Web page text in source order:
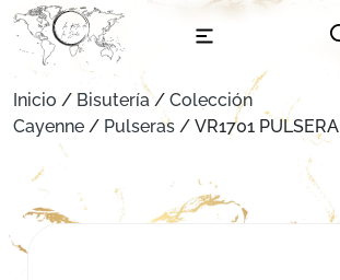
Inicio / Bisutería/ Colección
Cayenne / Pulseras / VR1701 PULSERA